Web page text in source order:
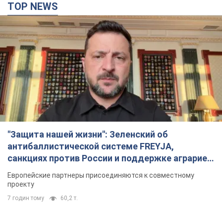
TOP NEWS
"Защита нашей жизни": Зеленский об
антибаллистической системе FREYJA,
санкциях против России и поддержке аграриев.
Видео
Европейские партнеры присоединяются к совместному
проекту
7 годин тому 60,2 т.